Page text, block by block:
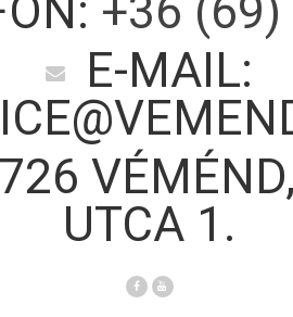
+36
E-MAIL:
UTCA 1.